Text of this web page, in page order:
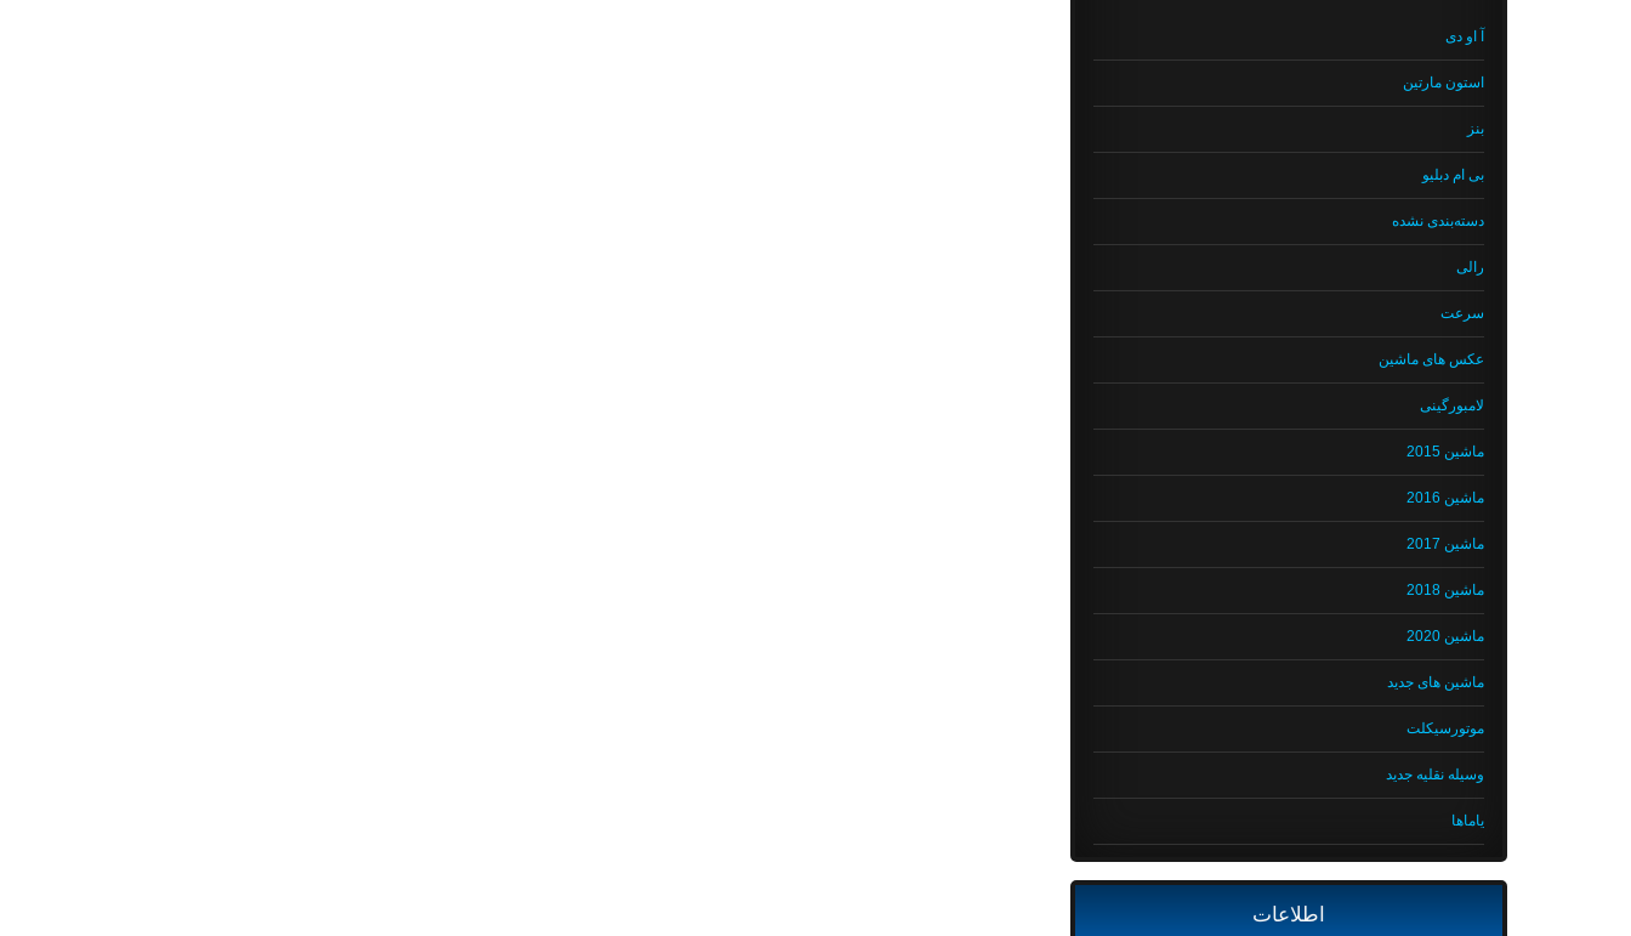
آ او دی
استون مارتین
بنز
بی ام دبلیو
دسته‌بندی نشده
رالی
سرعت
عکس های ماشین
لامبورگینی
ماشین 2015
ماشین 2016
ماشین 2017
ماشین 2018
ماشین 2020
ماشین های جدید
موتورسیکلت
وسیله نقلیه جدید
یاماها
اطلاعات